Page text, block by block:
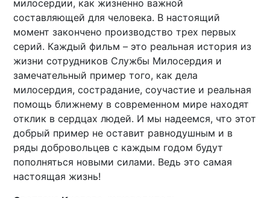
милосердии, как жизненно важной
составляющей для человека. В настоящий
момент закончено производство трех первых
серий. Каждый фильм – это реальная история из
жизни сотрудников Службы Милосердия и
замечательный пример того, как дела
милосердия, сострадание, соучастие и реальная
помощь ближнему в современном мире находят
отклик в сердцах людей. И мы надеемся, что этот
добрый пример не оставит равнодушным и в
ряды добровольцев с каждым годом будут
пополняться новыми силами. Ведь это самая
настоящая жизнь!